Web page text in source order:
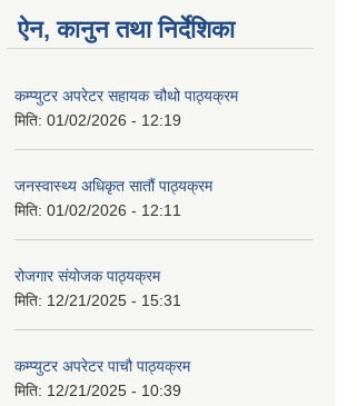
ऐन, कानुन तथा निर्देशिका
कम्प्युटर अपरेटर सहायक चौथो पाठ्यक्रम
मिति: 01/02/2026 - 12:19
जनस्वास्थ्य अधिकृत सातौं पाठ्यक्रम
मिति: 01/02/2026 - 12:11
रोजगार संयोजक पाठ्यक्रम
मिति: 12/21/2025 - 15:31
कम्प्युटर अपरेटर पाचौ पाठ्यक्रम
मिति: 12/21/2025 - 10:39